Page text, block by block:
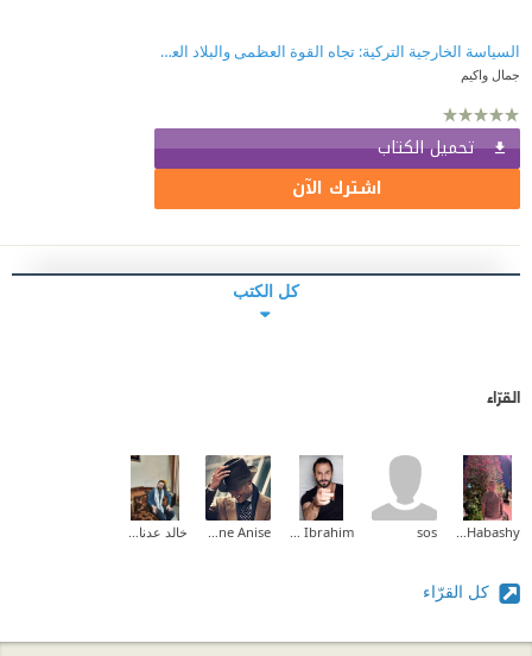
السياسة الخارجية التركية: تجاه القوة العظمى والبلاد العربية منذ العام 2002
جمال واكيم
تحميل الكتاب
اشترك الآن
كل الكتب
القرّاء
sos
كل القرّاء